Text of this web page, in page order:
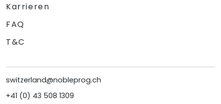
Karrieren
FAQ
T&C
switzerland@nobleprog.ch
+41 (0) 43 508 1309